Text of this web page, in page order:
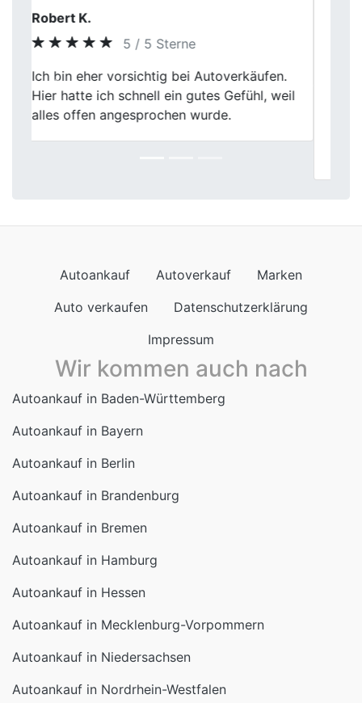
Andreas L.
5 / 5 Sterne
Ich hatte ein gutes Gefühl vom ersten
Gespräch an. Bei Fischer Autoankauf in
Marlwurde alles ruhig erklärt, nichts
Previous
Autoankauf Autoverkauf
Marken
Auto verkaufen
Datenschutzerklärung
Impressum
Wir kommen auch nach
Autoankauf in Baden-Württemberg
Autoankauf in Bayern
Autoankauf in Berlin
Autoankauf in Brandenburg
Autoankauf in Bremen
Autoankauf in Hamburg
Autoankauf in Hessen
Autoankauf in Mecklenburg-Vorpommern
Autoankauf in Niedersachsen
Autoankauf in Nordrhein-Westfalen